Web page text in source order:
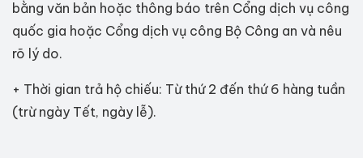
bằng văn bản hoặc thông báo trên Cổng dịch vụ công
quốc gia hoặc Cổng dịch vụ công Bộ Công an và nêu
rõ lý do.
+ Thời gian trả hộ chiếu: Từ thứ 2 đến thứ 6 hàng tuần
(trừ ngày Tết, ngày lễ).